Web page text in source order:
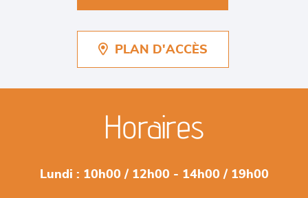
PLAN D'ACCÈS
Horaires
Lundi : 10h00 / 12h00 - 14h00 / 19h00